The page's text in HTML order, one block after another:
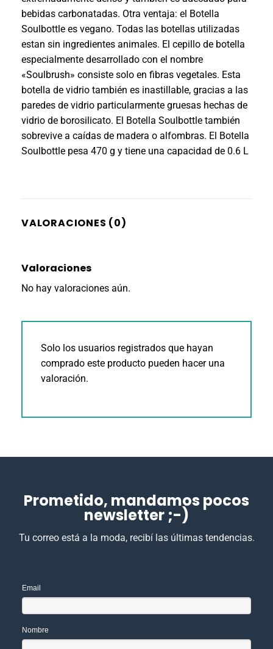
bebidas carbonatadas. Otra ventaja: el Botella
Soulbottle es vegano. Todas las botellas utilizadas
estan sin ingredientes animales. El cepillo de botella
especialmente desarrollado con el nombre
«Soulbrush» consiste solo en fibras vegetales. Esta
botella de vidrio también es inastillable, gracias a las
paredes de vidrio particularmente gruesas hechas de
vidrio de borosilicato. El Botella Soulbottle también
sobrevive a caídas de madera o alfombras. El Botella
Soulbottle pesa 470 g y tiene una capacidad de 0.6 L
VALORACIONES (0)
Valoraciones
No hay valoraciones aún.
Solo los usuarios registrados que hayan
comprado este producto pueden hacer una
valoración.
Prometido, mandamos pocos
newsletter ;-)
Tu correo está a la moda, recibí las últimas tendencias.
Email
Nombre